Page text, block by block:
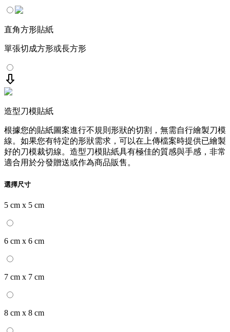
直角方形貼紙
單張切成方形或長方形
造型刀模貼紙
根據您的貼紙圖案進行不規則形狀的切割，無需自行繪製刀模
線。如果您有特定的形狀需求，可以在上傳檔案時提供已繪製
好的刀模裁切線。造型刀模貼紙具有極佳的質感與手感，非常
適合用於分發贈送或作為商品販售。
選擇尺寸
5 cm x 5 cm
6 cm x 6 cm
7 cm x 7 cm
8 cm x 8 cm